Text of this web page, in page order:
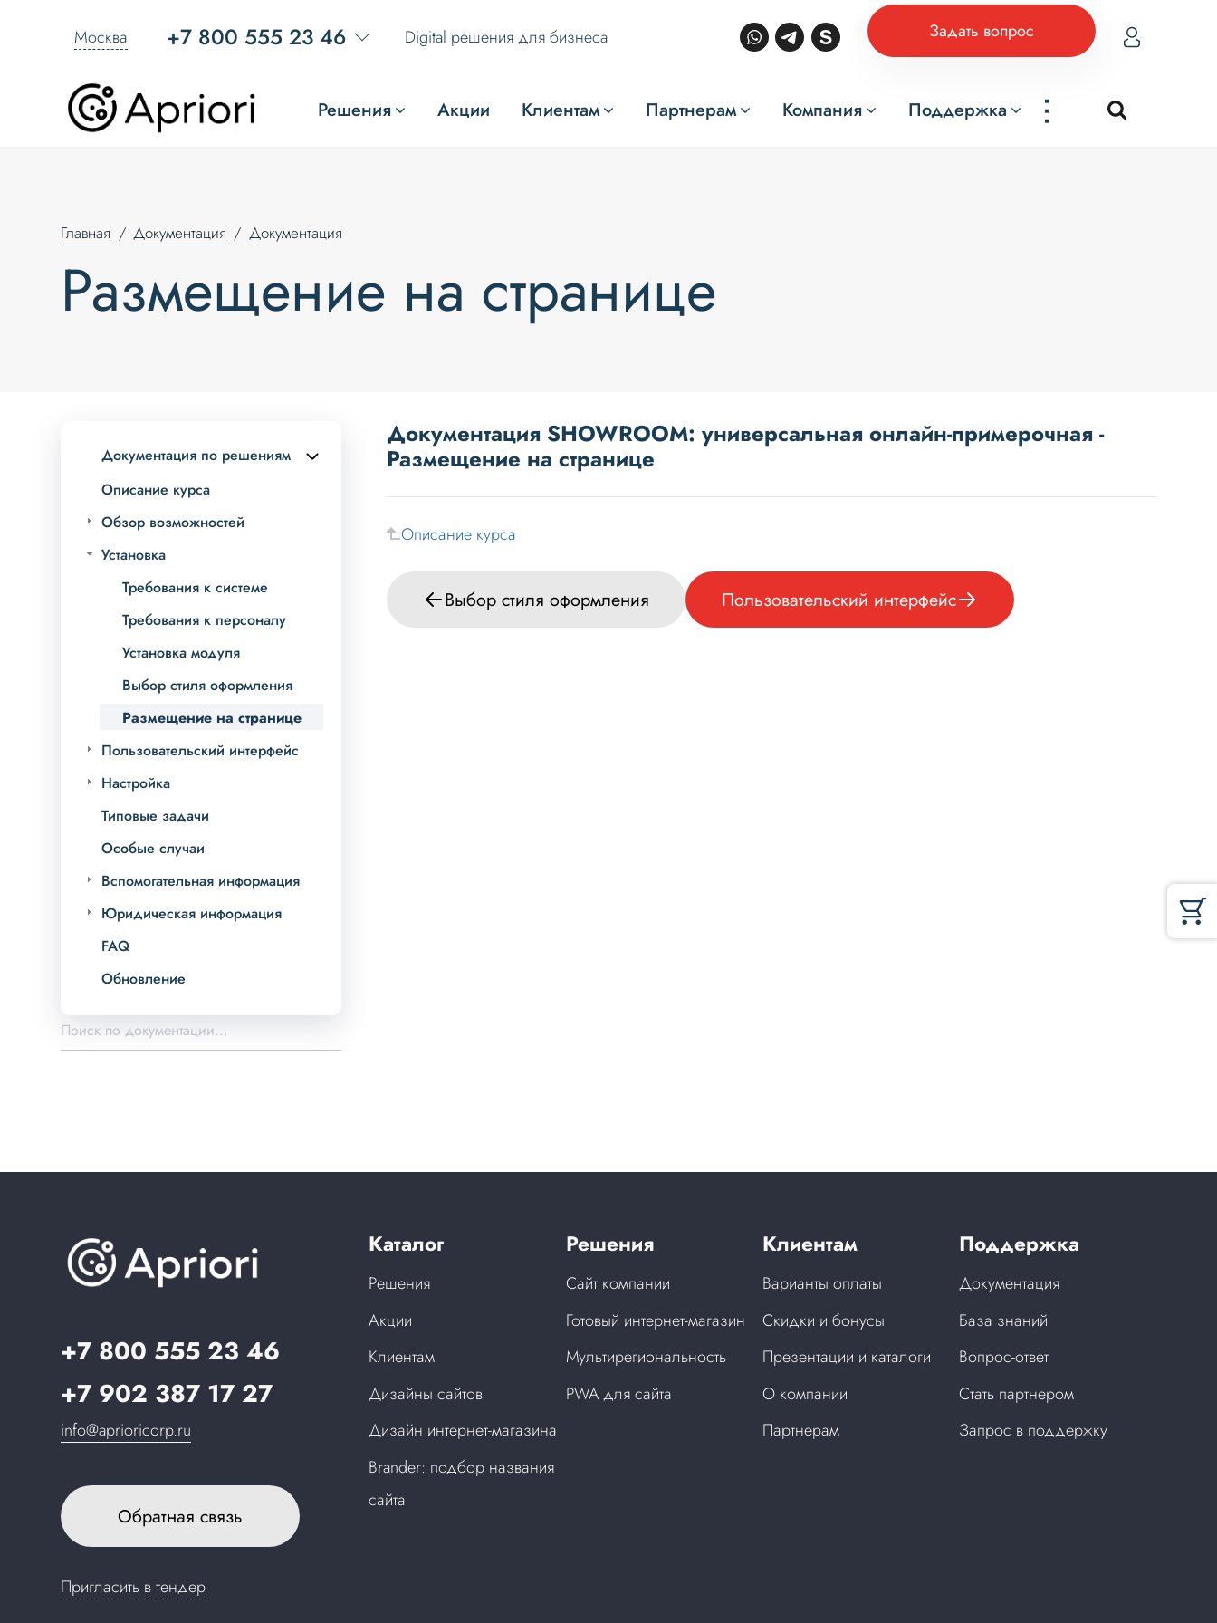
Москва +7 800 555 23 46 Digital решения для бизнеса Задать вопрос
Решения Акции Клиентам Партнерам Компания Поддержка ...
Главная Документация Документация
Размещение на странице
Документация по решениям
Описание курса
Обзор возможностей
Установка
Требования к системе
Требования к персоналу
Установка модуля
Выбор стиля оформления
Размещение на странице
Пользовательский интерфейс
Настройка
Типовые задачи
Особые случаи
Вспомогательная информация
Юридическая информация
FAQ
Обновление
Документация SHOWROOM: универсальная онлайн-примерочная -
Размещение на странице
Описание курса
Выбор стиля оформления Пользовательский интерфейс
+7 800 555 23 46
+7 902 387 17 27
info@aprioricorp.ru
Обратная связь
Пригласить в тендер
Каталог
Решения
Акции
Клиентам
Дизайны сайтов
Дизайн интернет-магазина
Brander: подбор названия
сайта
Решения
Сайт компании
Готовый интернет-магазин
Мультирегиональность
PWA для сайта
Клиентам
Варианты оплаты
Скидки и бонусы
Презентации и каталоги
О компании
Партнерам
Поддержка
Документация
База знаний
Вопрос-ответ
Стать партнером
Запрос в поддержку